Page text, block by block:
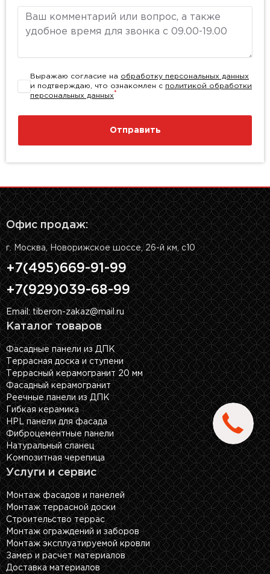
Комментарий
Выражаю согласие на обработку персональных данных
и подтверждаю, что ознакомлен с политикой обработки
персональных данных*
Отправить
Офис продаж:
г. Москва, Новорижское шоссе, 26-й км, с10
+7(495)669-91-99
+7(929)039-68-99
Email: tiberon-zakaz@mail.ru
Каталог товаров
Фасадные панели из ДПК
Террасная доска и ступени
Террасный керамогранит 20 мм
Фасадный керамогранит
Реечные панели из ДПК
Гибкая керамика
HPL панели для фасада
Фиброцементные панели
Натуральный сланец
Композитная черепица
Услуги и сервис
Монтаж фасадов и панелей
Монтаж террасной доски
Строительство террас
Монтаж ограждений и заборов
Монтаж эксплуатируемой кровли
Замер и расчет материалов
Доставка материалов